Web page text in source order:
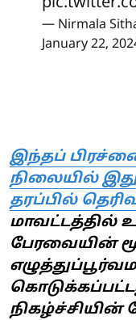
— Nirmala
January 22,
இந்தப்
நிலையில்
தரப்பில்
மாவட்டத்தில்
பேரவையின்
நிகழ்ச்சியின்